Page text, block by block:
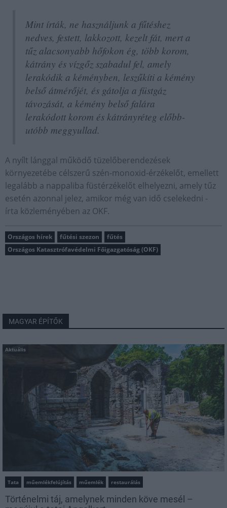
Mint írták, ne használjunk a fűtéshez
nedves, festett, lakkozott, kezelt fát, mert a
tűz alacsonyabb hőfokon ég, több korom,
kátrány és vízgőz szabadul fel, amely
lerakódik a kéményben, leszűkíti a kémény
belső átmérőjét, és gátolja a füstgáz
távozását, a kémény belső falára
lerakódott korom és kátrányréteg előbb-
utóbb meggyullad.
A nyílt lánggal működő tüzelőberendezések
környezetébe célszerű szén-monoxid-érzékelőt, emellett
legalább a nappaliba füstérzékelőt elhelyezni, amely tűz
esetén azonnal jelez, amikor még van idő cselekedni -
írta közleményében az OKF.
Országos hírek fűtési szezon
fűtés
Országos Katasztrófavédelmi Főigazgatóság (OKF)
MAGYAR ÉPÍTŐK
Aktuális
Tata műemlékfelújítás műemlék restaurálás
Történelmi táj, amelynek minden köve mesél –